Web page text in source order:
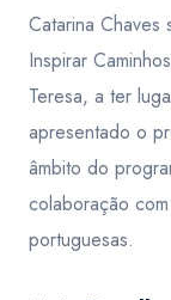
Catarina
Inspirar
Teresa, a ter
apresentado o
âmbito do
colaboração
portuguesas.